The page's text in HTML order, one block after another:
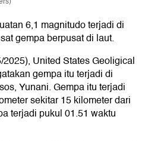
6,1 magnitudo terjadi di
gempa berpusat di laut.
2025), United States Geoligical
gempa itu terjadi di
Yunani. Gempa itu terjadi
sekitar 15 kilometer dari
terjadi pukul 01.51 waktu